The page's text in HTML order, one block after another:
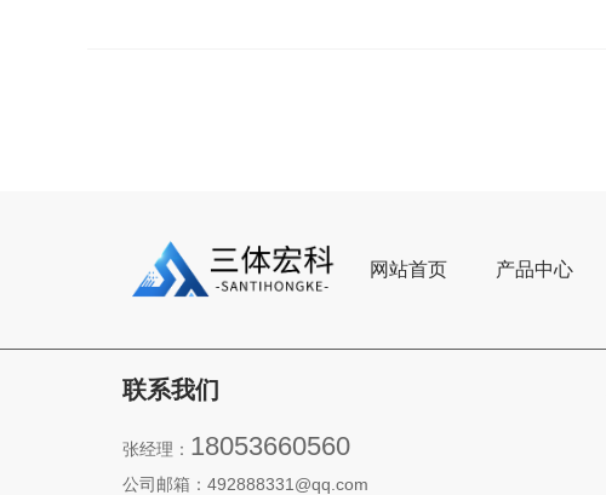
网站首页 产品中心
联系我们
张经理： 18053660560
公司邮箱：492888331@qq.com‬